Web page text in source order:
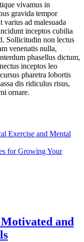
vivamus in
gravida tempor
varius ad malesuada
inceptos cubilia
Sollicitudin non lectus
venenatis nulla,
phasellus dictum,
inceptos leo
pharetra lobortis
dis ridiculus risus,
ornare.
Exercise and Mental
for Growing Your
and